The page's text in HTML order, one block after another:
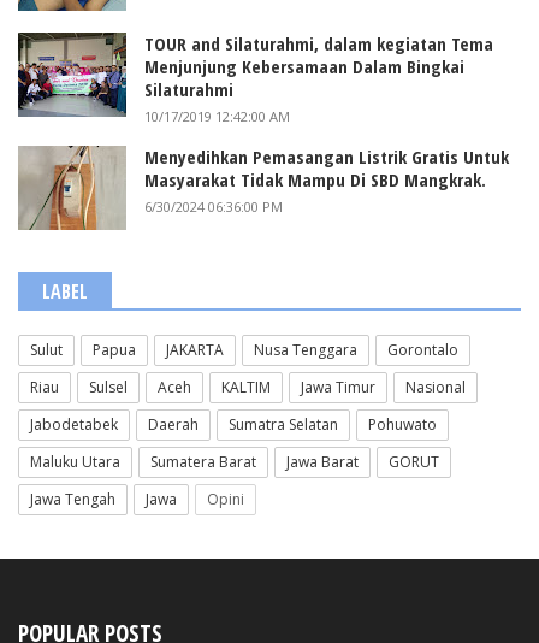
TOUR and Silaturahmi, dalam kegiatan Tema
Menjunjung Kebersamaan Dalam Bingkai
Silaturahmi
10/17/2019 12:42:00 AM
Menyedihkan Pemasangan Listrik Gratis Untuk
Masyarakat Tidak Mampu Di SBD Mangkrak.
6/30/2024 06:36:00 PM
LABEL
Sulut Papua JAKARTA Nusa Tenggara
Gorontalo
Riau
Sulsel Aceh KALTIM Jawa Timur
Nasional
Jabodetabek
Daerah Sumatra Selatan
Pohuwato
Maluku Utara
Sumatera Barat Jawa Barat
GORUT
Jawa Tengah
Jawa Opini
POPULAR POSTS